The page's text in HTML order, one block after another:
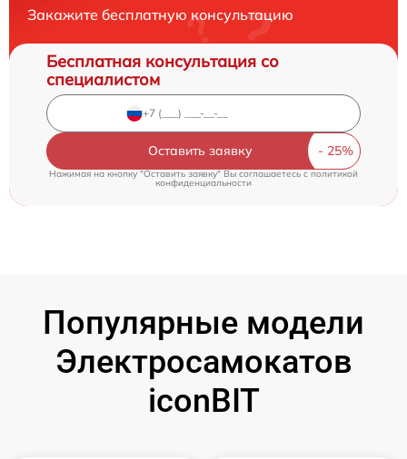
Закажите бесплатную консультацию
Бесплатная консультация со
специалистом
Оставить заявку
Нажимая на кнопку "Оставить заявку" Вы соглашаетесь cполитикой
конфиденциальности
Популярные модели
Электросамокатов
iconBIT